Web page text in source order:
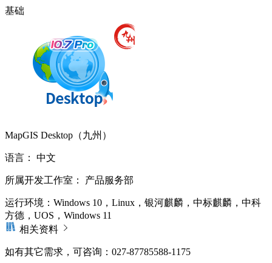
基础
MapGIS Desktop（九州）
语言： 中文
所属开发工作室： 产品服务部
运行环境： Windows 10，Linux，银河麒麟，中标麒麟，中科
方德，UOS，Windows 11
相关资料
如有其它需求，可咨询：027-87785588-1175